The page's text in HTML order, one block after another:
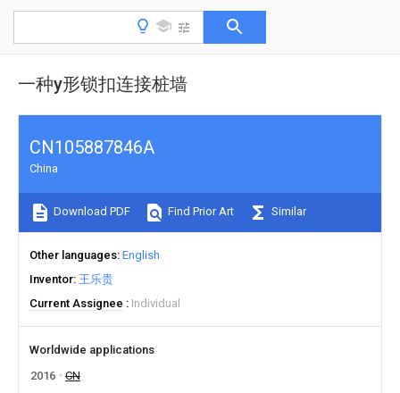
一种y形锁扣连接桩墙
CN105887846A
China
Download PDF Find Prior Art Similar
Other languages English
Inventor 王乐贵
Current Assignee
Individual
Worldwide applications
2016
CN